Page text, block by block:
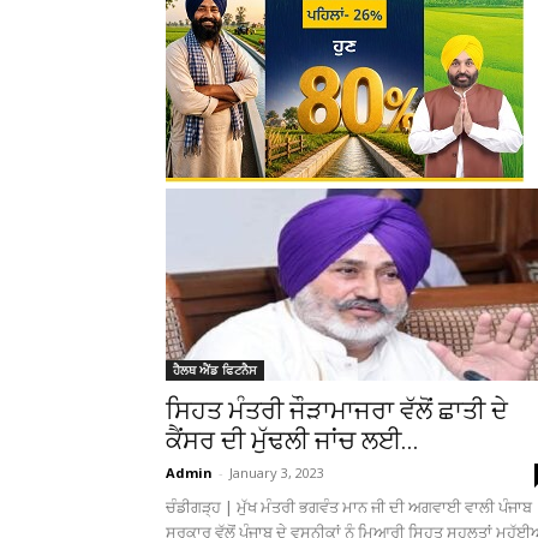
ਹੈਲਥ ਐਂਡ ਫਿਟਨੈਸ
ਸਿਹਤ ਮੰਤਰੀ ਜੌੜਾਮਾਜਰਾ ਵੱਲੋਂ ਛਾਤੀ ਦੇ
ਕੈਂਸਰ ਦੀ ਮੁੱਢਲੀ ਜਾਂਚ ਲਈ...
Admin - January 3, 2023
ਚੰਡੀਗੜ੍ਹ | ਮੁੱਖ ਮੰਤਰੀ ਭਗਵੰਤ ਮਾਨ ਜੀ ਦੀ ਅਗਵਾਈ ਵਾਲੀ ਪੰਜਾਬ
ਸਰਕਾਰ ਵੱਲੋਂ ਪੰਜਾਬ ਦੇ ਵਸਨੀਕਾਂ ਨੂੰ ਮਿਆਰੀ ਸਿਹਤ ਸਹੂਲਤਾਂ